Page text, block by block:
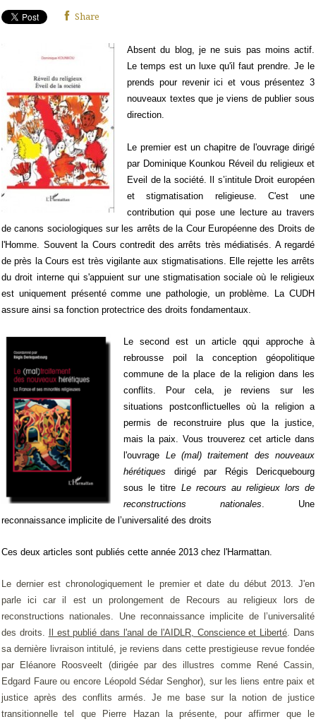
Share
Absent du blog, je ne suis pas moins actif.
Le temps est un luxe qu'il faut prendre. Je le
prends pour revenir ici et vous présentez 3
nouveaux textes que je viens de publier sous
direction.
Le premier est un chapitre de l'ouvrage dirigé
par Dominique Kounkou Réveil du religieux et
Eveil de la société. Il s’intitule Droit européen
et stigmatisation religieuse. C'est une
contribution qui pose une lecture au travers
de canons sociologiques sur les arrêts de la Cour Européenne des Droits de
l'Homme. Souvent la Cours contredit des arrêts très médiatisés. A regardé
de près la Cours est très vigilante aux stigmatisations. Elle rejette les arrêts
du droit interne qui s'appuient sur une stigmatisation sociale où le religieux
est uniquement présenté comme une pathologie, un problème. La CUDH
assure ainsi sa fonction protectrice des droits fondamentaux.
Le second est un article qqui approche à
rebrousse poil la conception géopolitique
commune de la place de la religion dans les
conflits. Pour cela, je reviens sur les
situations postconflictuelles où la religion a
permis de reconstruire plus que la justice,
mais la paix. Vous trouverez cet article dans
l'ouvrage Le (mal) traitement des nouveaux
hérétiques dirigé par Régis Dericquebourg
sous le titre Le recours au religieux lors de
reconstructions nationales . Une
reconnaissance implicite de l’universalité des droits
Ces deux articles sont publiés cette année 2013 chez l'Harmattan.
Le dernier est chronologiquement le premier et date du début 2013. J'en
parle ici car il est un prolongement de Recours au religieux lors de
reconstructions nationales. Une reconnaissance implicite de l’universalité
des droits.
Il est publié dans l'anal de l'AIDLR, Conscience et Liberté. Dans
sa dernière livraison intitulé, je reviens dans cette prestigieuse revue fondée
par Eléanore Roosveelt (dirigée par des illustres comme René Cassin,
Edgard Faure ou encore Léopold Sédar Senghor), sur les liens entre paix et
justice après des conflits armés. Je me base sur la notion de justice
transitionnelle tel que Pierre Hazan la présente, pour affirmer que le